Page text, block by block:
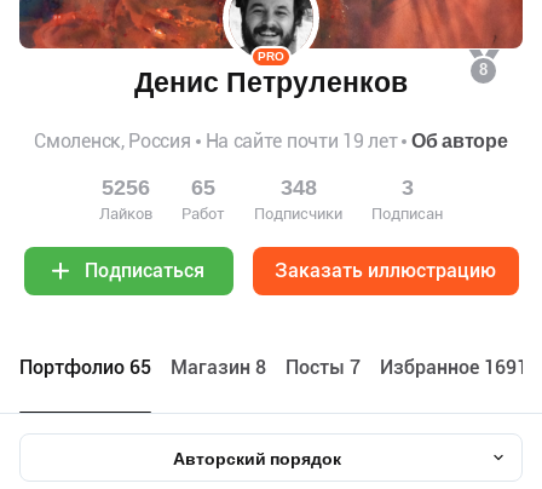
8
PRO
Денис Петруленков
Смоленск, Россия На сайте почти 19 лет Об авторе
5256
Лайков
65
Работ
348
Подписчики
3
Подписан
Подписаться Заказать иллюстрацию
Портфолио 65 Maгазин 8 Посты 7 Избранное 1691
Авторский порядок